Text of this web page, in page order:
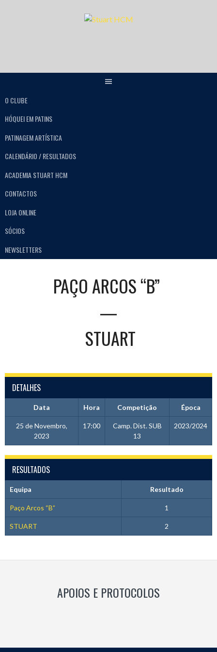
O CLUBE
HÓQUEI EM PATINS
PATINAGEM ARTÍSTICA
CALENDÁRIO / RESULTADOS
ACADEMIA STUART HCM
CONTACTOS
LOJA ONLINE
SÓCIOS
NEWSLETTERS
PAÇO ARCOS “B”
—
STUART
DETALHES
Data Hora Competição Época
25 de Novembro,
2023
17:00
Camp. Dist. SUB
13
2023/2024
RESULTADOS
Equipa Resultado
Paço Arcos “B” 1
STUART 2
APOIOS E PROTOCOLOS